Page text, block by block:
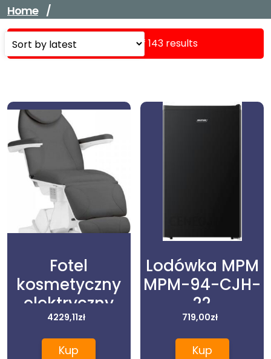
Home /
Showing 1–16 of 143 results
Fotel
kosmetyczny
elektryczny
Sillon Basic 3
siln. szary
4229,11zł
Kup
Lodówka MPM
MPM-94-CJH-
22
719,00zł
Kup